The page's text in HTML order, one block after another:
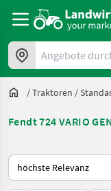
Angebote durchsuchen
/Traktoren /
Fendt 724 VARIO
So wird auf